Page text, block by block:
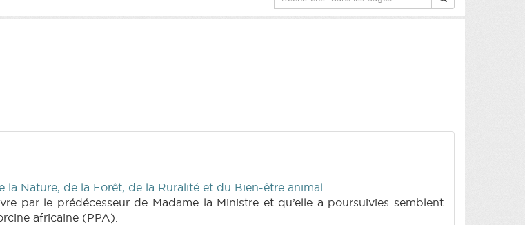
la Nature, de la Forêt, de la Ruralité et du Bien-être animal
par le prédécesseur de Madame la Ministre et qu’elle a poursuivies semblent
africaine (PPA).